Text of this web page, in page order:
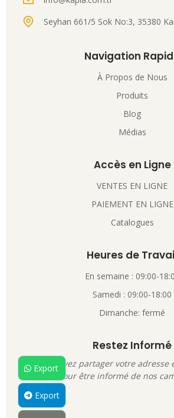
Seyhan 661/5 Sok No:3, 35380
Navigation
À Propos de Nous
Produits
Blog
Médias
Accès en Ligne
VENTES EN LIGNE
PAIEMENT EN LIGNE
Catalogues
Heures de
En semaine : 09:00-
Samedi : 09:00-18:00
Dimanche: fermé
Restez Informé
Vous pouvez partager votre adresse
pour être informé de nos
Export
Export